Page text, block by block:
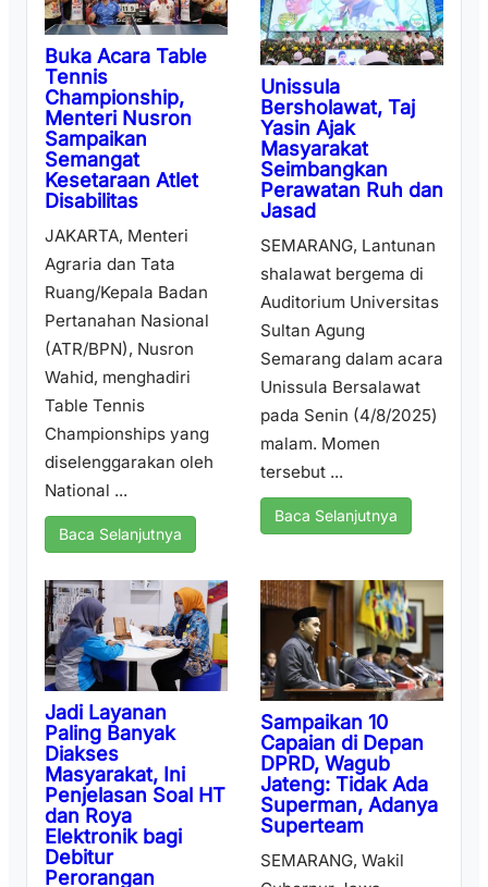
Buka Acara Table
Tennis
Championship,
Menteri Nusron
Sampaikan
Semangat
Kesetaraan Atlet
Disabilitas
JAKARTA, Menteri
Agraria dan Tata
Ruang/Kepala Badan
Pertanahan Nasional
(ATR/BPN), Nusron
Wahid, menghadiri
Table Tennis
Championships yang
diselenggarakan oleh
National ...
Baca Selanjutnya
Unissula
Bersholawat, Taj
Yasin Ajak
Masyarakat
Seimbangkan
Perawatan Ruh dan
Jasad
SEMARANG, Lantunan
shalawat bergema di
Auditorium Universitas
Sultan Agung
Semarang dalam acara
Unissula Bersalawat
pada Senin (4/8/2025)
malam. Momen
tersebut ...
Baca Selanjutnya
Jadi Layanan
Paling Banyak
Diakses
Masyarakat, Ini
Penjelasan Soal HT
dan Roya
Elektronik bagi
Debitur
Perorangan
Sampaikan 10
Capaian di Depan
DPRD, Wagub
Jateng: Tidak Ada
Superman, Adanya
Superteam
SEMARANG, Wakil